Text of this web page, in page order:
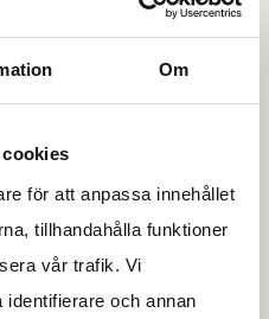
Om
för att anpassa innehållet
tillhandahålla funktioner
vår trafik. Vi
och annan
för både
myndigheter.